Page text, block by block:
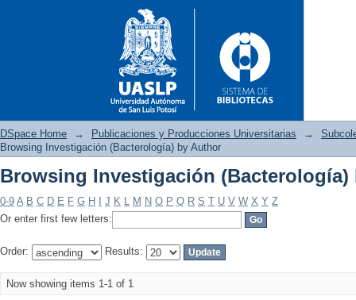
Browsing Investigación
DSpace Home → Publicaciones y Producciones Universitarias →
Browsing Investigación (Bacterología) by Author
Browsing Investigación (Bacterología)
0-9 A B C D E F G H J K L M N O P Q R S T U V W X Y Z
Or enter first few letters:
Order: Results:
Now showing items 1-1 of 1